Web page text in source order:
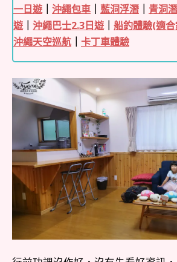
一日遊｜ 沖繩包車 ｜ 藍洞浮潛 ｜ 青洞
遊｜ 沖繩巴士2.3日遊｜ 船釣體驗(適
沖繩天空巡航 ｜ 卡丁車體驗